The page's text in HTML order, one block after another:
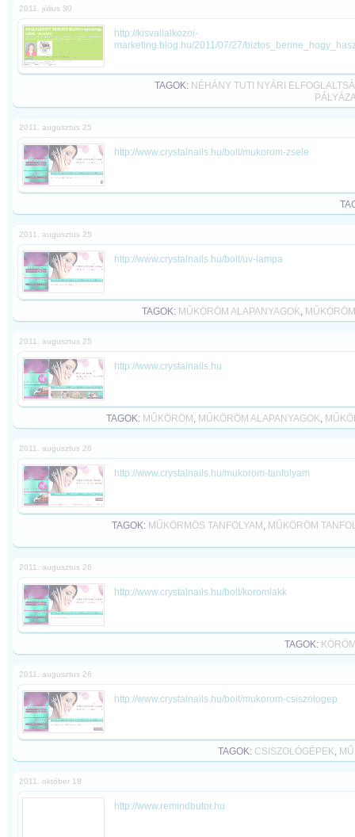
2011. július 30
http://kisvallalkozoi-
marketing.blog.hu/2011/07/27/
TAGOK: NÉHÁNY TUTI NYÁRI
2011. augusztus 25
http://www.crystalnails.hu/bolt/mukorom-zsele
2011. augusztus 25
http://www.crystalnails.hu/bolt/uv-lampa
TAGOK: MŰKÖRÖM ALAPANYAGOK,
2011. augusztus 25
http://www.crystalnails.hu
TAGOK: MŰKÖRÖM , MŰKÖRÖM ALAPANYAGOK,
2011. augusztus 26
http://www.crystalnails.hu/mukorom-tanfolyam
TAGOK: MŰKÖRMÖS TANFOLYAM , MŰKÖRÖM
2011. augusztus 26
http://www.crystalnails.hu/bolt/koromlakk
TAGOK:
2011. augusztus 26
http://www.crystalnails.hu/bolt/mukorom-csiszologep
TAGOK: CSISZOLÓGÉPEK,
2011. október 18
http://www.remindbutor.hu